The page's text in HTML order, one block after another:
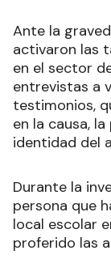
Ante la
activaron las
en el sector
entrevistas a
testimonios,
en la causa,
identidad del
Durante la
persona que
local escolar
proferido las